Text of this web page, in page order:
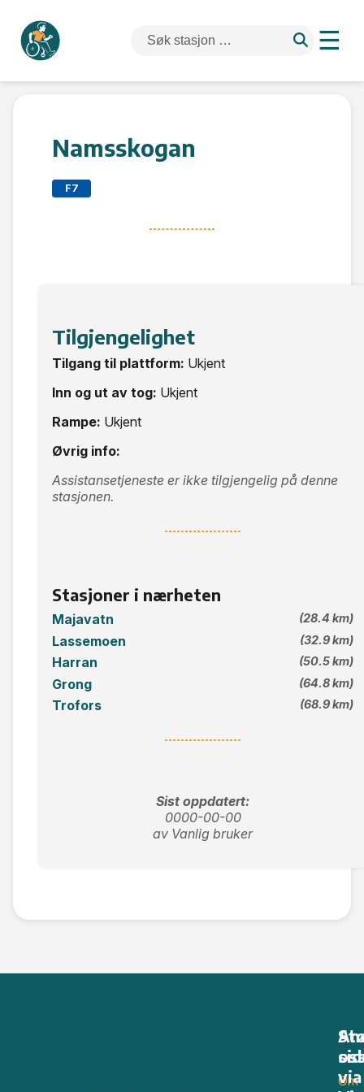
☰
Namsskogan
F7
Tilgjengelighet
Tilgang til plattform: Ukjent
Inn og ut av tog: Ukjent
Rampe: Ukjent
Øvrig info:
Assistansetjeneste er ikke tilgjengelig på denne
stasjonen.
Stasjoner i nærheten
Majavatn (28.4 km)
Lassemoen (32.9 km)
Harran (50.5 km)
Grong (64.8 km)
Trofors (68.9 km)
Sist oppdatert:
0000-00-00
av Vanlig bruker
Om
via